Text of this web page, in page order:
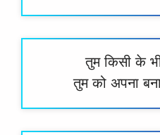
तुम किसी के
तुम को अपना